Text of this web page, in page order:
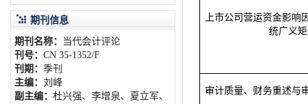
期刊信息
期刊名称：
当代会计评论
刊号： CN 35-1352/F
刊期： 季刊
主编： 刘峰
副主编： 杜兴强、李增泉、夏立军、
上市公司营运资金影
统广义
审计质量、财务重述